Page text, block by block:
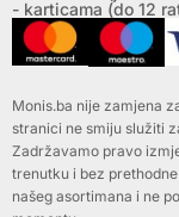
- karticama (do 12
Monis.ba nije zamjena
stranici ne smiju služiti
Zadržavamo pravo
trenutku i bez
našeg asortimana i ne